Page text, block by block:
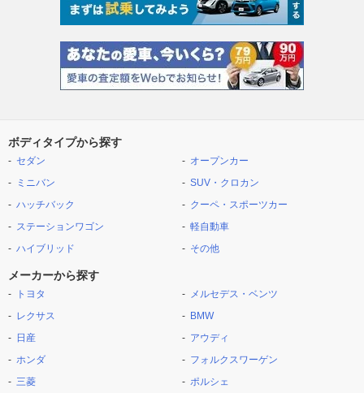
ボディタイプから探す
セダン
ミニバン
ハッチバック
ステーションワゴン
ハイブリッド
オープンカー
SUV・クロカン
クーペ・スポーツカー
軽自動車
その他
メーカーから探す
トヨタ
レクサス
日産
ホンダ
三菱
メルセデス・ベンツ
BMW
アウディ
フォルクスワーゲン
ポルシェ